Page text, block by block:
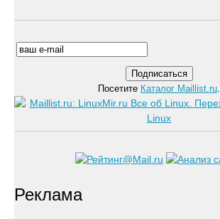
Посетите Каталог Maillist.ru.
Реклама